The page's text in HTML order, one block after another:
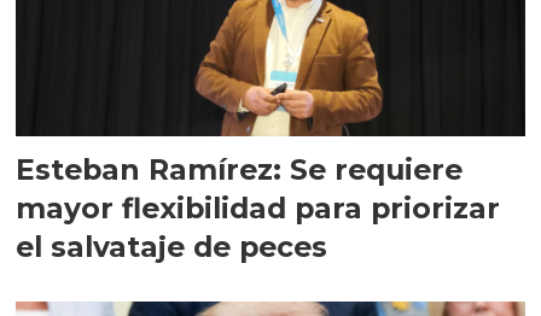
Esteban Ramírez: Se requiere
mayor flexibilidad para priorizar
el salvataje de peces